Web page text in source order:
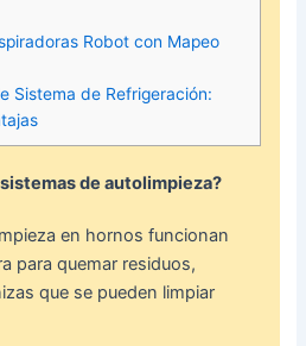
Robot con Mapeo
Sistema de Refrigeración:
de autolimpieza?
en hornos funcionan
para quemar residuos,
que se pueden limpiar